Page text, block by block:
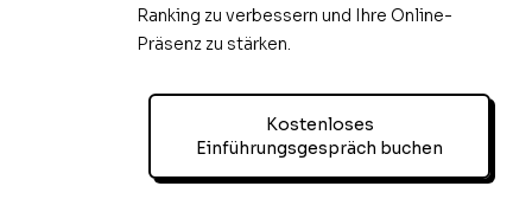
Ranking zu verbessern und Ihre Online-
Präsenz zu stärken.
Kostenloses
Einführungsgespräch buchen